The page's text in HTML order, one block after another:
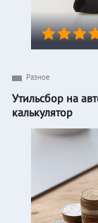
Разное
Утильсбор на
калькулятор